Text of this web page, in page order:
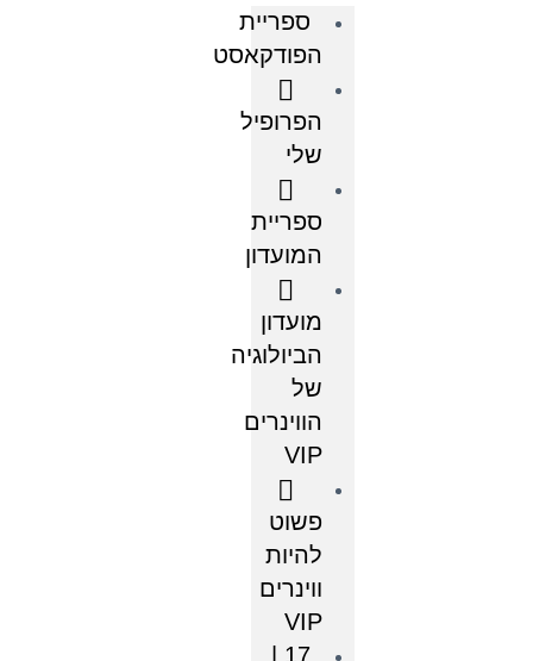
ספריית
הפודקאסט
הפרופיל
שלי
ספריית
המועדון
מועדון
הביולוגיה
של
הווינרים
VIP
פשוט
להיות
ווינרים
VIP
17 |